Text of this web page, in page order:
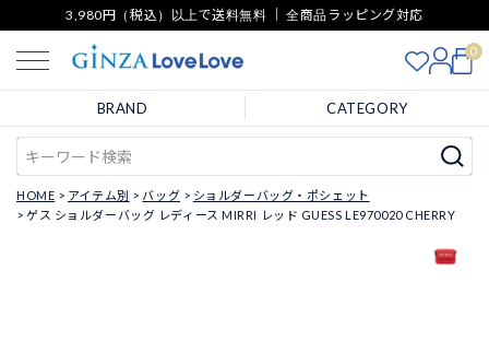
3,980円（税込）以上で送料無料 ｜ 全商品ラッピング対応
0
BRAND CATEGORY
HOME アイテム別 バッグ
ショルダーバッグ・ポシェット
ゲス ショルダーバッグ レディース MIRRI レッド GUESS LE970020 CHERRY